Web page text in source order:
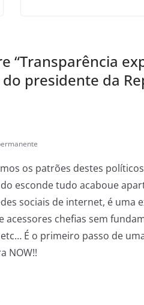
“Transparência
presidente da
os patrões destes
esconde tudo acaboue
sociais de internet, é uma
acessores chefias sem
É o primeiro passo de
NOW!!